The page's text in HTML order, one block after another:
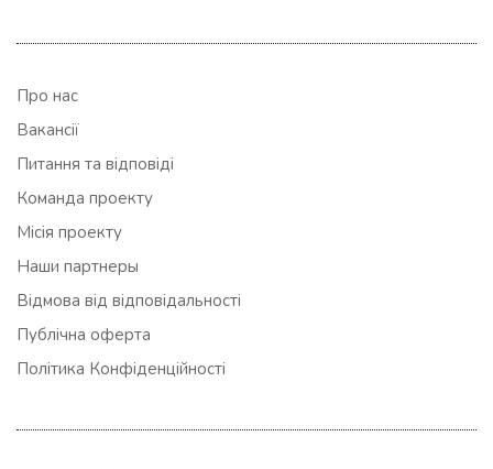
Про нас
Вакансії
Питання та відповіді
Команда проекту
Місія проекту
Наши партнеры
Відмова від відповідальності
Публічна оферта
Політика Конфіденційності